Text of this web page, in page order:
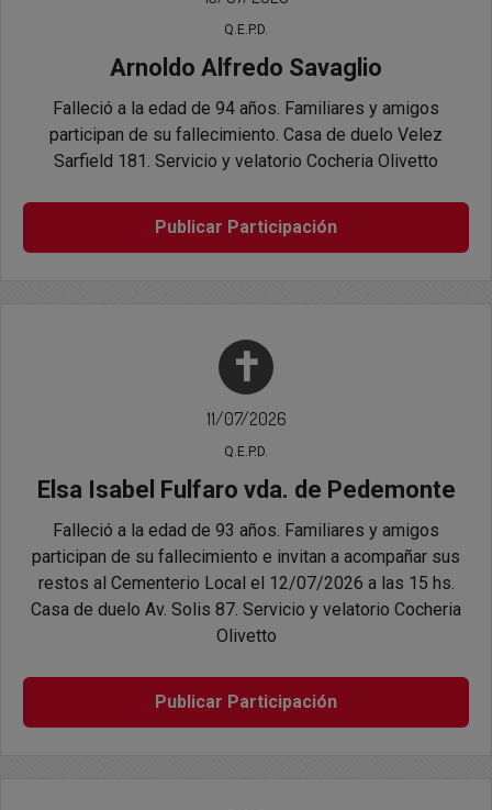
Q.E.P.D.
Arnoldo Alfredo Savaglio
Falleció a la edad de 94 años. Familiares y amigos
participan de su fallecimiento. Casa de duelo Velez
Sarfield 181. Servicio y velatorio Cocheria Olivetto
Publicar Participación
✝
11/07/2026
Q.E.P.D.
Elsa Isabel Fulfaro vda. de Pedemonte
Falleció a la edad de 93 años. Familiares y amigos
participan de su fallecimiento e invitan a acompañar sus
restos al Cementerio Local el 12/07/2026 a las 15 hs.
Casa de duelo Av. Solis 87. Servicio y velatorio Cocheria
Olivetto
Publicar Participación